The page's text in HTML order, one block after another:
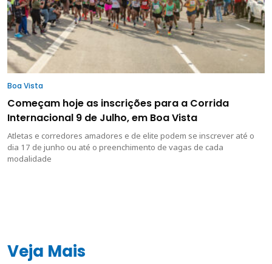
Boa Vista
Começam hoje as inscrições para a Corrida
Internacional 9 de Julho, em Boa Vista
Atletas e corredores amadores e de elite podem se inscrever até o
dia 17 de junho ou até o preenchimento de vagas de cada
modalidade
Veja Mais